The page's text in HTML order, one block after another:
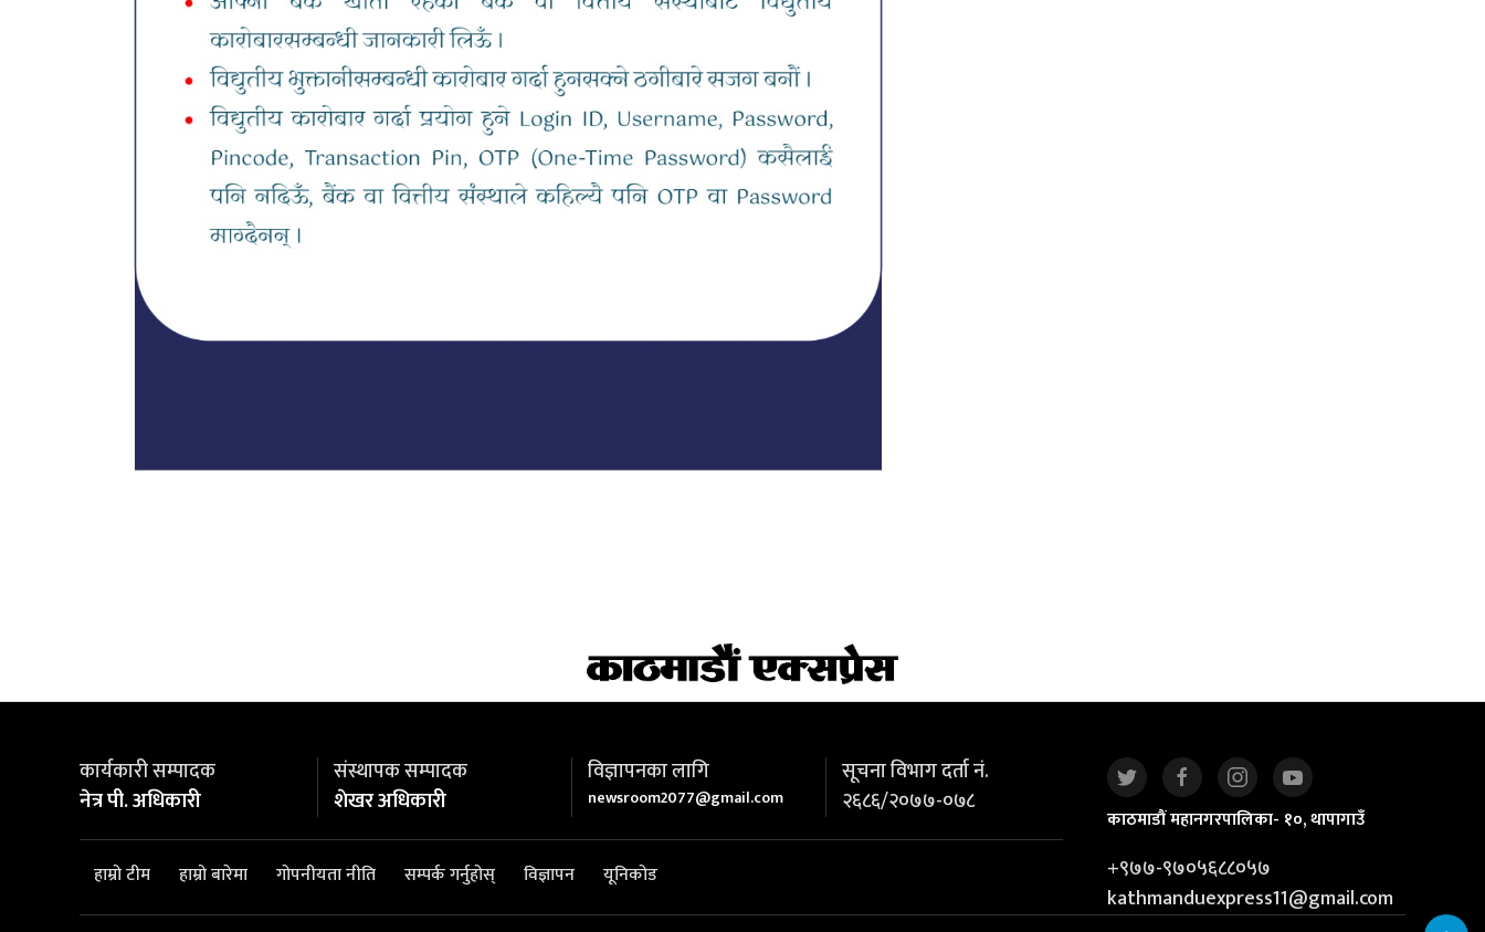
कार्यकारी सम्पादक
नेत्र पी. अधिकारी
संस्थापक सम्पादक
शेखर अधिकारी
विज्ञापनका लागि
newsroom2077@gmail.com
सूचना विभाग दर्ता नं.
२६८६/२०७७-०७८
हाम्रो टीम हाम्रो बारेमा गोपनीयता नीति सम्पर्क गर्नुहोस् विज्ञापन यूनिकोड
काठमाडौं महानगरपालिका- १०, थापागाउँ
+९७७-९७०५६८८०५७
kathmanduexpress11@gmail.com